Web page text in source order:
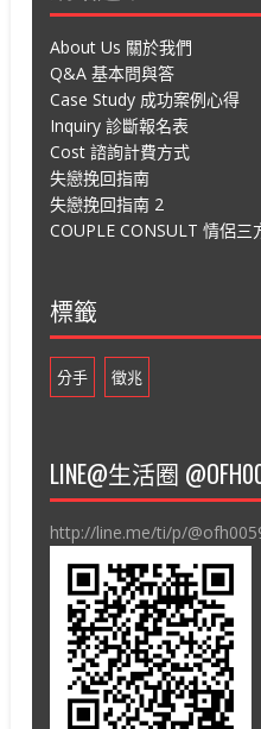
About Us 關於我們
Q&A 基本問與答
Case Study 成功案例心得
Inquiry 診斷報名表
Cost 諮詢計費方式
失戀挽回指南
失戀挽回指南 2
COUPLE CONSULT 情侶三
標籤
分手 徵兆
LINE@生活圈
http://line.me/ti/p/